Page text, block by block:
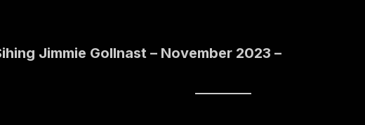
Jimmie Gollnast – November 2023 –